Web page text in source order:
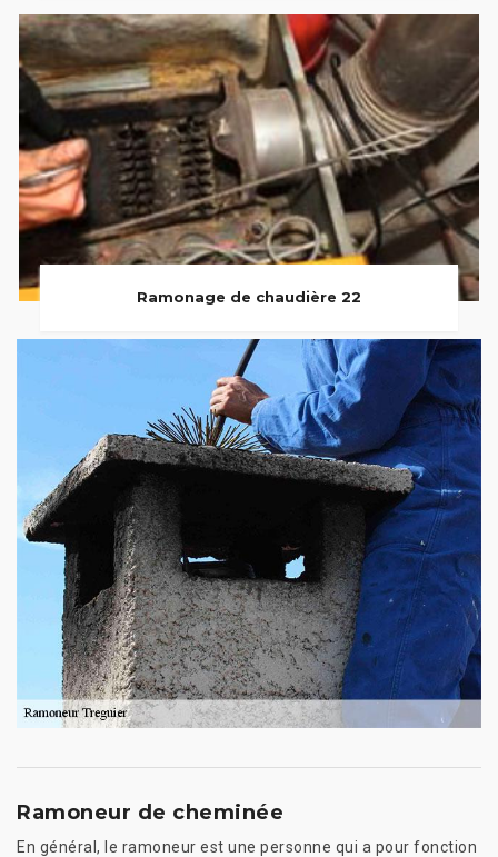
Ramonage de chaudière 22
Ramoneur de cheminée
En général, le ramoneur est une personne qui a pour fonction